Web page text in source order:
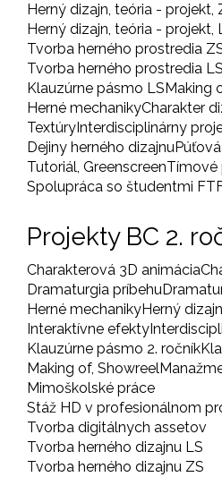
Herný dizajn, teória - projekt,
Herný dizajn, teória - projekt,
Tvorba herného prostredia
Tvorba herného prostredia LS
Klauzúrne pásmo LS Making
Herné mechanikyCharakter
Textúry Interdisciplinárny
Dejiny herného dizajnu
Tutoriál, GreenscreenTímové
Spolupráca so študentmi
Projekty BC 2.
Charakterová 3D animácia
Dramaturgia príbehu
Herné mechanikyHerný
Interaktívne efekty
Klauzúrne pásmo 2. ročník
Making of, Showreel
Mimoškolské práce
Stáž HD v profesionálnom
Tvorba digitálnych assetov
Tvorba herného dizajnu LS
Tvorba herného dizajnu ZS